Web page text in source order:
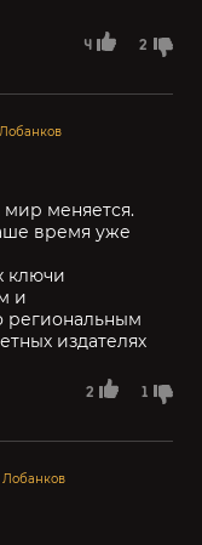
4 2
2 1
мир меняется.
время уже
ключи
и
региональным
издателях